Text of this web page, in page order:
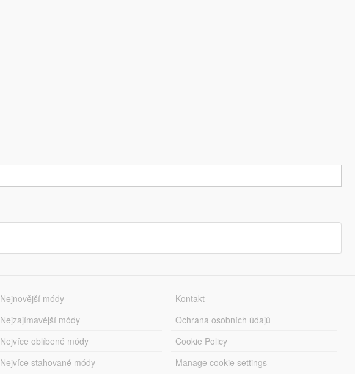
Nejnovější módy
Nejzajímavější módy
Nejvíce oblíbené módy
Nejvíce stahované módy
Kontakt
Ochrana osobních údajů
Cookie Policy
Manage cookie settings